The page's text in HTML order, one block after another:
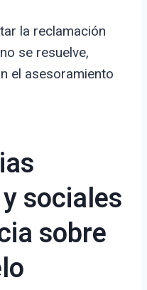
la reclamación
se resuelve,
el asesoramiento
sociales
sobre